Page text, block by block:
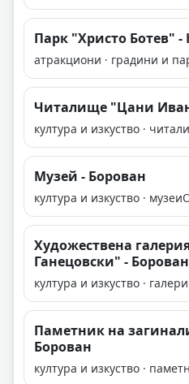
Парк "Христо Ботев" -
атракциони · градини и
Читалище "Цани
култура и изкуство ·
Музей - Борован
култура и изкуство · музеи
Художествена
Ганецовски" - Борован
култура и изкуство ·
Паметник на
Борован
култура и изкуство ·